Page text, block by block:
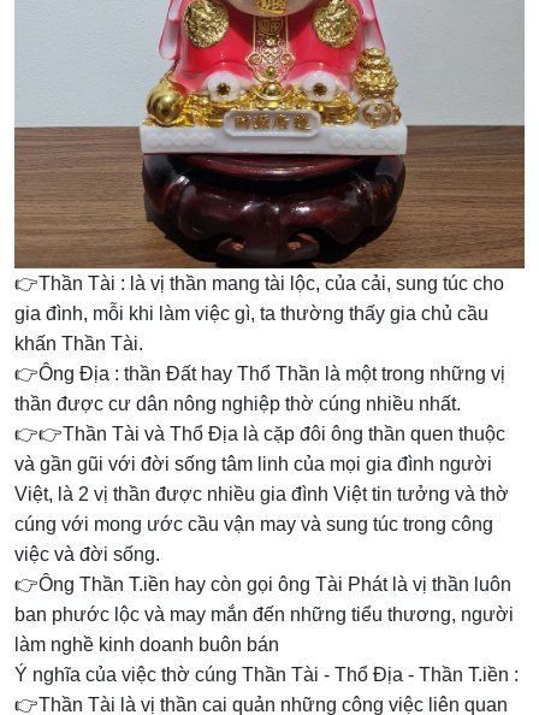
👉Thần Tài : là vị thần mang tài lộc, của cải, sung túc cho
gia đình, mỗi khi làm việc gì, ta thường thấy gia chủ cầu
khấn Thần Tài.
👉Ông Địa : thần Đất hay Thổ Thần là một trong những vị
thần được cư dân nông nghiệp thờ cúng nhiều nhất.
👉👉Thần Tài và Thổ Địa là cặp đôi ông thần quen thuộc
và gần gũi với đời sống tâm linh của mọi gia đình người
Việt, là 2 vị thần được nhiều gia đình Việt tin tưởng và thờ
cúng với mong ước cầu vận may và sung túc trong công
việc và đời sống.
👉Ông Thần T.iền hay còn gọi ông Tài Phát là vị thần luôn
ban phước lộc và may mắn đến những tiểu thương, người
làm nghề kinh doanh buôn bán
Ý nghĩa của việc thờ cúng Thần Tài - Thổ Địa - Thần T.iền :
👉Thần Tài là vị thần cai quản những công việc liên quan